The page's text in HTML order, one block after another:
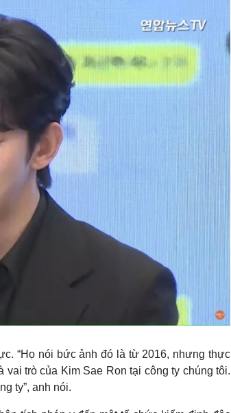
“Họ nói bức ảnh đó là từ 2016, nhưng thực
trò của Kim Sae Ron tại công ty chúng tôi.
ty”, anh nói.